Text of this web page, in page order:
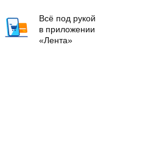
Всё под рукой
в приложении
«Лента»